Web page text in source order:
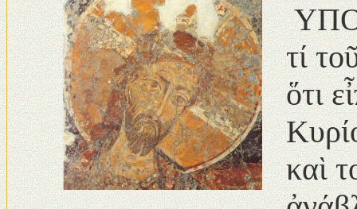
τί
ὅτι
καὶ